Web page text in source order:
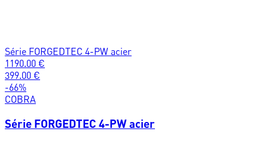
Série FORGEDTEC 4-PW acier
1190.00 €
399.00 €
-66%
COBRA
Série FORGEDTEC 4-PW acier